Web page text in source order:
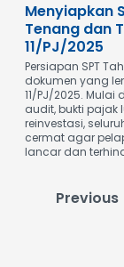
Menyiapkan
Tenang dan
11/PJ/2025
Persiapan SPT
dokumen yang
11/PJ/2025.
audit, bukti pajak
reinvestasi,
cermat agar
lancar dan
Previous